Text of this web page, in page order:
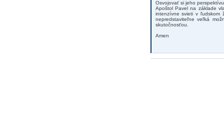
Osvojovať si jeho
Apoštol Pavel na základe
intenzívne svieti v ľudskom
nepredstaviteľne veľká
skutočnosťou.
Amen